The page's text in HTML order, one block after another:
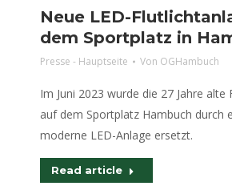
Neue LED-
dem Sportplatz in
Presse - Hauptseite Von OGHambuch
Im Juni 2023 wurde die 27 Jahre alte
auf dem Sportplatz Hambuch durch
moderne LED-Anlage ersetzt.
Read article